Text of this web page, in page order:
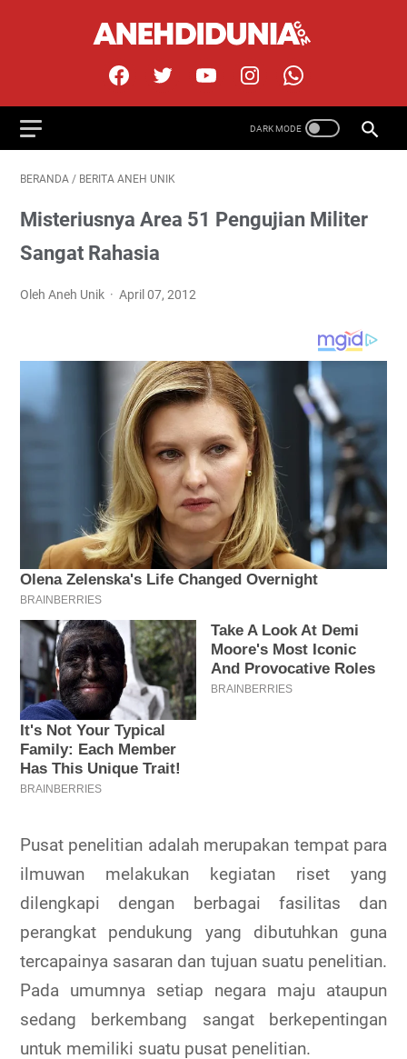
BERANDA / BERITA ANEH UNIK
Misteriusnya Area 51 Pengujian Militer
Sangat Rahasia
Oleh Aneh Unik April 07, 2012
Pusat penelitian adalah merupakan tempat para
ilmuwan melakukan kegiatan riset yang
dilengkapi dengan berbagai fasilitas dan
perangkat pendukung yang dibutuhkan guna
tercapainya sasaran dan tujuan suatu penelitian.
Pada umumnya setiap negara maju ataupun
sedang berkembang sangat berkepentingan
untuk memiliki suatu pusat penelitian.